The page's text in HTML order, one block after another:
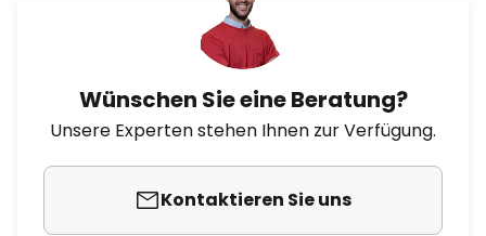
Wünschen Sie eine Beratung?
Unsere Experten stehen Ihnen zur Verfügung.
Kontaktieren Sie uns